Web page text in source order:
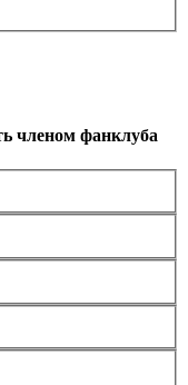
членом фанклуба